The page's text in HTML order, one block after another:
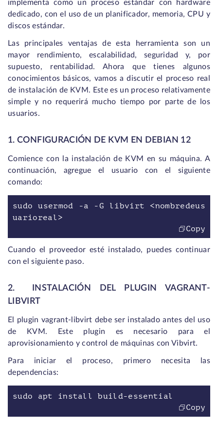
implementa como un proceso estándar con hardware
dedicado, con el uso de un planificador, memoria, CPU y
discos estándar.
Las principales ventajas de esta herramienta son un
mayor rendimiento, escalabilidad, seguridad y, por
supuesto, rentabilidad. Ahora que tienes algunos
conocimientos básicos, vamos a discutir el proceso real
de instalación de KVM. Este es un proceso relativamente
simple y no requerirá mucho tiempo por parte de los
usuarios.
1. CONFIGURACIÓN DE KVM EN DEBIAN 12
Comience con la instalación de KVM en su máquina. A
continuación, agregue el usuario con el siguiente
comando:
sudo usermod -a -G libvirt <nombredeus
uarioreal>
Copy
Cuando el proveedor esté instalado, puedes continuar
con el siguiente paso.
2. INSTALACIÓN DEL PLUGIN VAGRANT-
LIBVIRT
El plugin vagrant-libvirt debe ser instalado antes del uso
de KVM. Este plugin es necesario para el
aprovisionamiento y control de máquinas con Vibvirt.
Para iniciar el proceso, primero necesita las
dependencias:
sudo apt install build-essential
Copy